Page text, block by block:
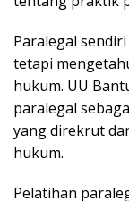
Paralegal
tetapi
hukum. UU
paralegal
yang direkrut
hukum.
Pelatihan